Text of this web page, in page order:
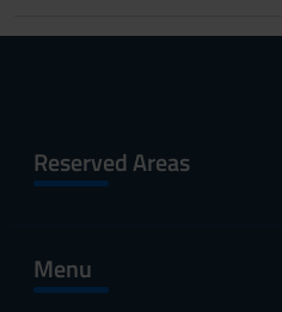
Reserved Areas
Menu